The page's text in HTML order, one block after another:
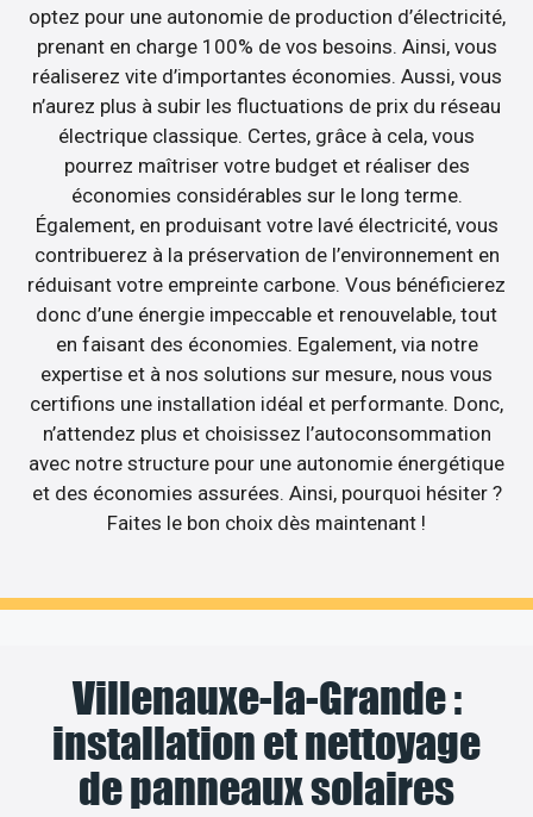
optez pour une autonomie de production d’électricité,
prenant en charge 100% de vos besoins. Ainsi, vous
réaliserez vite d’importantes économies. Aussi, vous
n’aurez plus à subir les fluctuations de prix du réseau
électrique classique. Certes, grâce à cela, vous
pourrez maîtriser votre budget et réaliser des
économies considérables sur le long terme.
Également, en produisant votre lavé électricité, vous
contribuerez à la préservation de l’environnement en
réduisant votre empreinte carbone. Vous bénéficierez
donc d’une énergie impeccable et renouvelable, tout
en faisant des économies. Egalement, via notre
expertise et à nos solutions sur mesure, nous vous
certifions une installation idéal et performante. Donc,
n’attendez plus et choisissez l’autoconsommation
avec notre structure pour une autonomie énergétique
et des économies assurées. Ainsi, pourquoi hésiter ?
Faites le bon choix dès maintenant !
Villenauxe-la-Grande :
installation et nettoyage
de panneaux solaires